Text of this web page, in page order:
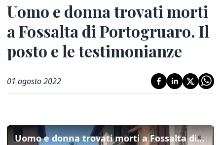
Uomo e donna trovati morti
a Fossalta di Portogruaro. Il
posto e le testimonianze
01 agosto 2022
Uomo e donna trovati morti a Fossalta di Portogruaro. Il posto e le testimonianze